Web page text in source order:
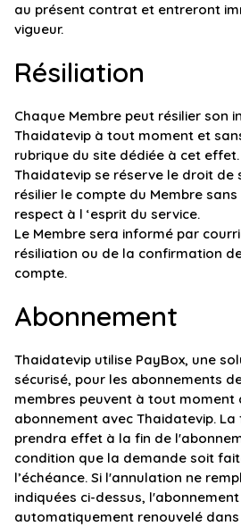
au présent contrat et entreront
vigueur.
Résiliation
Chaque Membre peut résilier son
Thaidatevip à tout moment et
rubrique du site dédiée à cet effet.
Thaidatevip se réserve le droit de
résilier le compte du Membre
respect à l ‘esprit du service.
Le Membre sera informé par
résiliation ou de la confirmation
compte.
Abonnement
Thaidatevip utilise PayBox, une
sécurisé, pour les abonnements
membres peuvent à tout moment
abonnement avec Thaidatevip.
prendra effet à la fin de
condition que la demande soit
l’échéance. Si l'annulation ne
indiquées ci-dessus,
automatiquement renouvelé